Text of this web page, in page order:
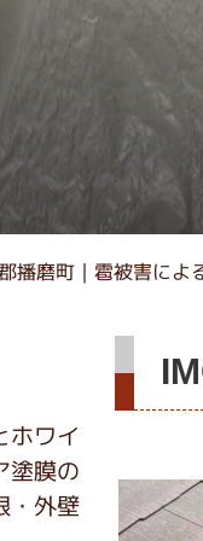
播磨町｜雹被害によ
ホワイ
塗膜の
・外壁